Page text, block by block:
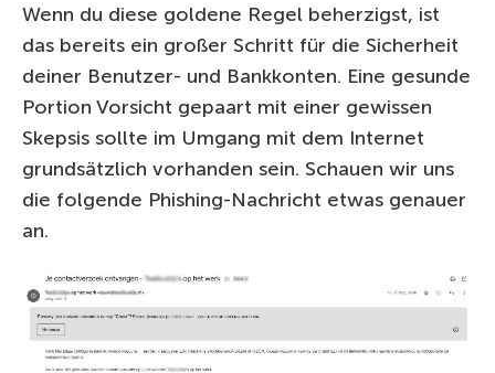
Wenn du diese goldene Regel beherzigst, ist
das bereits ein großer Schritt für die Sicherheit
deiner Benutzer- und Bankkonten. Eine gesunde
Portion Vorsicht gepaart mit einer gewissen
Skepsis sollte im Umgang mit dem Internet
grundsätzlich vorhanden sein. Schauen wir uns
die folgende Phishing-Nachricht etwas genauer
an.